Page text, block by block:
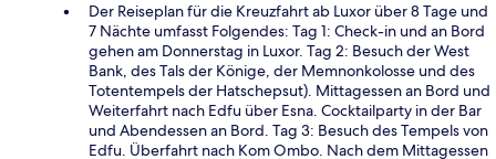
Der Reiseplan für die Kreuzfahrt ab Luxor über 8 Tage und
7 Nächte umfasst Folgendes: Tag 1: Check-in und an Bord
gehen am Donnerstag in Luxor. Tag 2: Besuch der West
Bank, des Tals der Könige, der Memnonkolosse und des
Totentempels der Hatschepsut). Mittagessen an Bord und
Weiterfahrt nach Edfu über Esna. Cocktailparty in der Bar
und Abendessen an Bord. Tag 3: Besuch des Tempels von
Edfu. Überfahrt nach Kom Ombo. Nach dem Mittagessen